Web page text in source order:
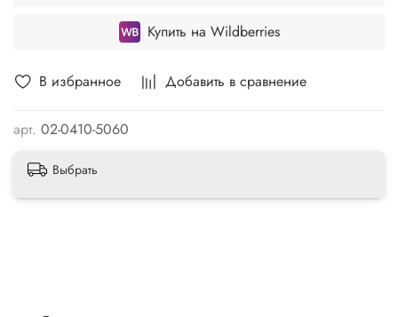
В избранное Добавить в сравнение
арт. 02-0410-5060
Купить на Wildberries
Выбрать